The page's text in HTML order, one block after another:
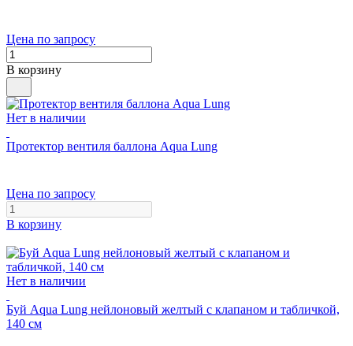
Цена по запросу
В корзину
Нет в наличии
Протектор вентиля баллона Aqua Lung
Цена по запросу
В корзину
Нет в наличии
Буй Aqua Lung нейлоновый желтый c клапаном и табличкой,
140 см